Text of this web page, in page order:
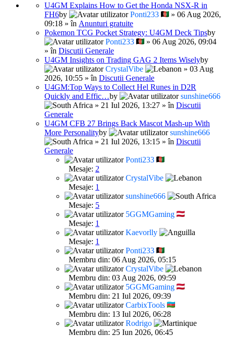
U4GM Explains How to Get the Honda NSX-R in
FH6by Ponti233
» 06 Aug 2026,
09:18 » în Anunturi gratuite
Pokemon TCG Pocket Strategy: U4GM Deck Tipsby
Ponti233
» 06 Aug 2026, 09:04
» în Discutii Generale
U4GM Insights on Trading GAG 2 Items Wiselyby
CrystalVibe
» 03 Aug
2026, 10:55 » în Discutii Generale
U4GM:Top Ways to Collect Hel Runes in D2R
Quickly and Effic…by
sunshine666
» 21 Iul 2026, 13:27 » în Discutii
Generale
U4GM CFB 27 Brings Back Mascot Mash-up With
More Personalityby
sunshine666
» 21 Iul 2026, 13:15 » în Discutii
Generale
Ponti233
Mesaje: 2
CrystalVibe
Mesaje: 1
sunshine666
Mesaje: 5
5GGMGaming
Mesaje: 1
Kaevorlly
Mesaje: 1
Ponti233
Membru din: 06 Aug 2026, 05:15
CrystalVibe
Membru din: 03 Aug 2026, 09:59
5GGMGaming
Membru din: 21 Iul 2026, 09:39
CarbixTools
Membru din: 13 Iul 2026, 06:28
Rodrigo
Membru din: 25 Iun 2026, 06:45